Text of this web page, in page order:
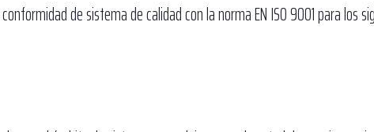
de sistema de calidad con la norma EN ISO 9001 para los